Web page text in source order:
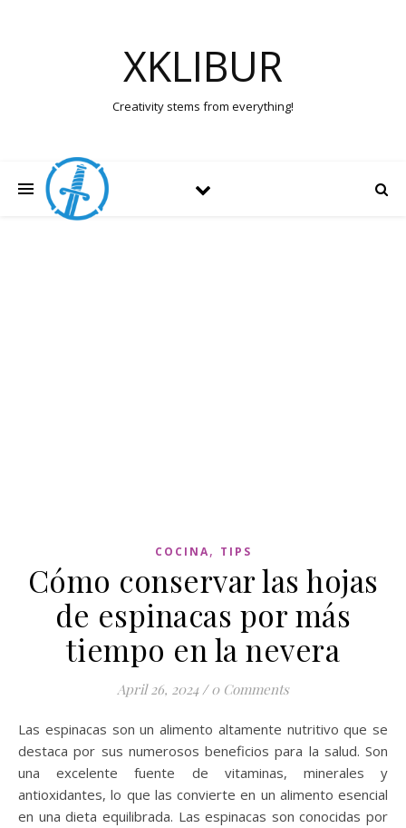
XKLIBUR
Creativity stems from everything!
COCINA, TIPS
Cómo conservar las hojas
de espinacas por más
tiempo en la nevera
April 26, 2024 / 0 Comments
Las espinacas son un alimento altamente nutritivo que se
destaca por sus numerosos beneficios para la salud. Son
una excelente fuente de vitaminas, minerales y
antioxidantes, lo que las convierte en un alimento esencial
en una dieta equilibrada. Las espinacas son conocidas por